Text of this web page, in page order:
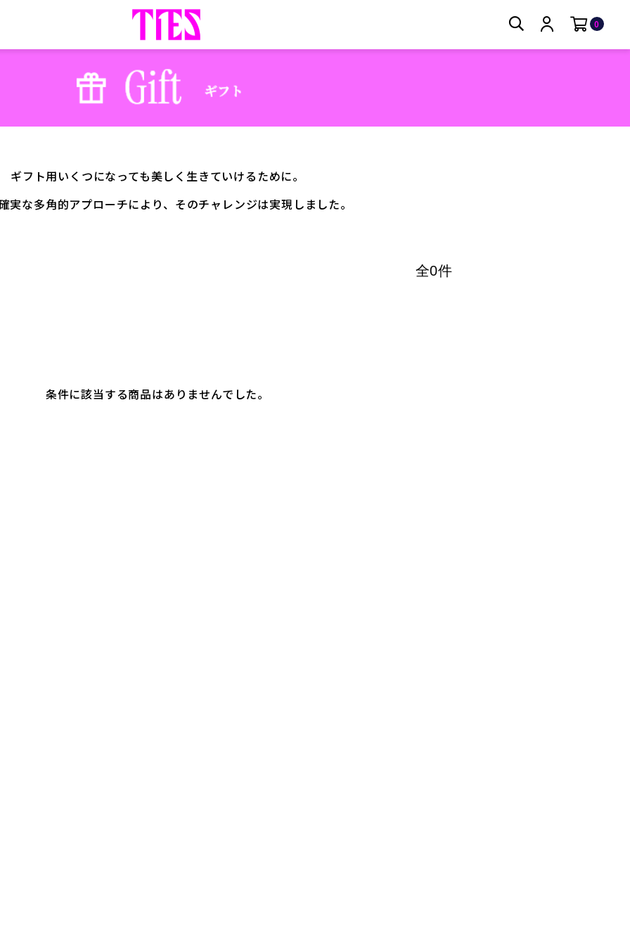
0
ギフト用いくつになっても美しく生きていけるために。
実な多角的アプローチにより、 そのチャレンジは実現しました。
全0件
条件に該当する商品はありませんでした。